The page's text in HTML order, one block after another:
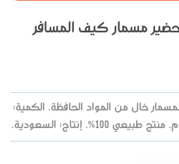
مسمار كيف المسافر
خال من المواد الحافظة. الكمية: